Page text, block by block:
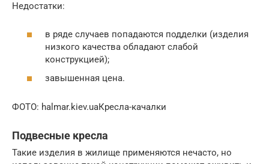
Недостатки:
в ряде случаев попадаются подделки (изделия
низкого качества обладают слабой
конструкцией);
завышенная цена.
ФОТО: halmar.kiev.uaКресла-качалки
Подвесные кресла
Такие изделия в жилище применяются нечасто, но